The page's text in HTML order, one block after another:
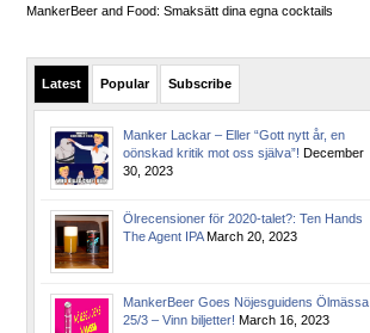
MankerBeer and Food: Smaksätt dina egna cocktails
Latest Popular Subscribe
Manker Lackar – Eller “Gott nytt år, en
oönskad kritik mot oss själva”! December
30, 2023
Ölrecensioner för 2020-talet?: Ten Hands
The Agent IPA March 20, 2023
MankerBeer Goes Nöjesguidens Ölmässa
25/3 – Vinn biljetter! March 16, 2023